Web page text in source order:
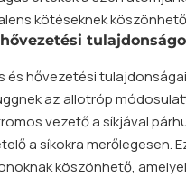
kötéseknek
és hővezetési tulajdonságai
az allotróp
vezető a síkjával
a síkokra merőlegesen.
köszönhető,